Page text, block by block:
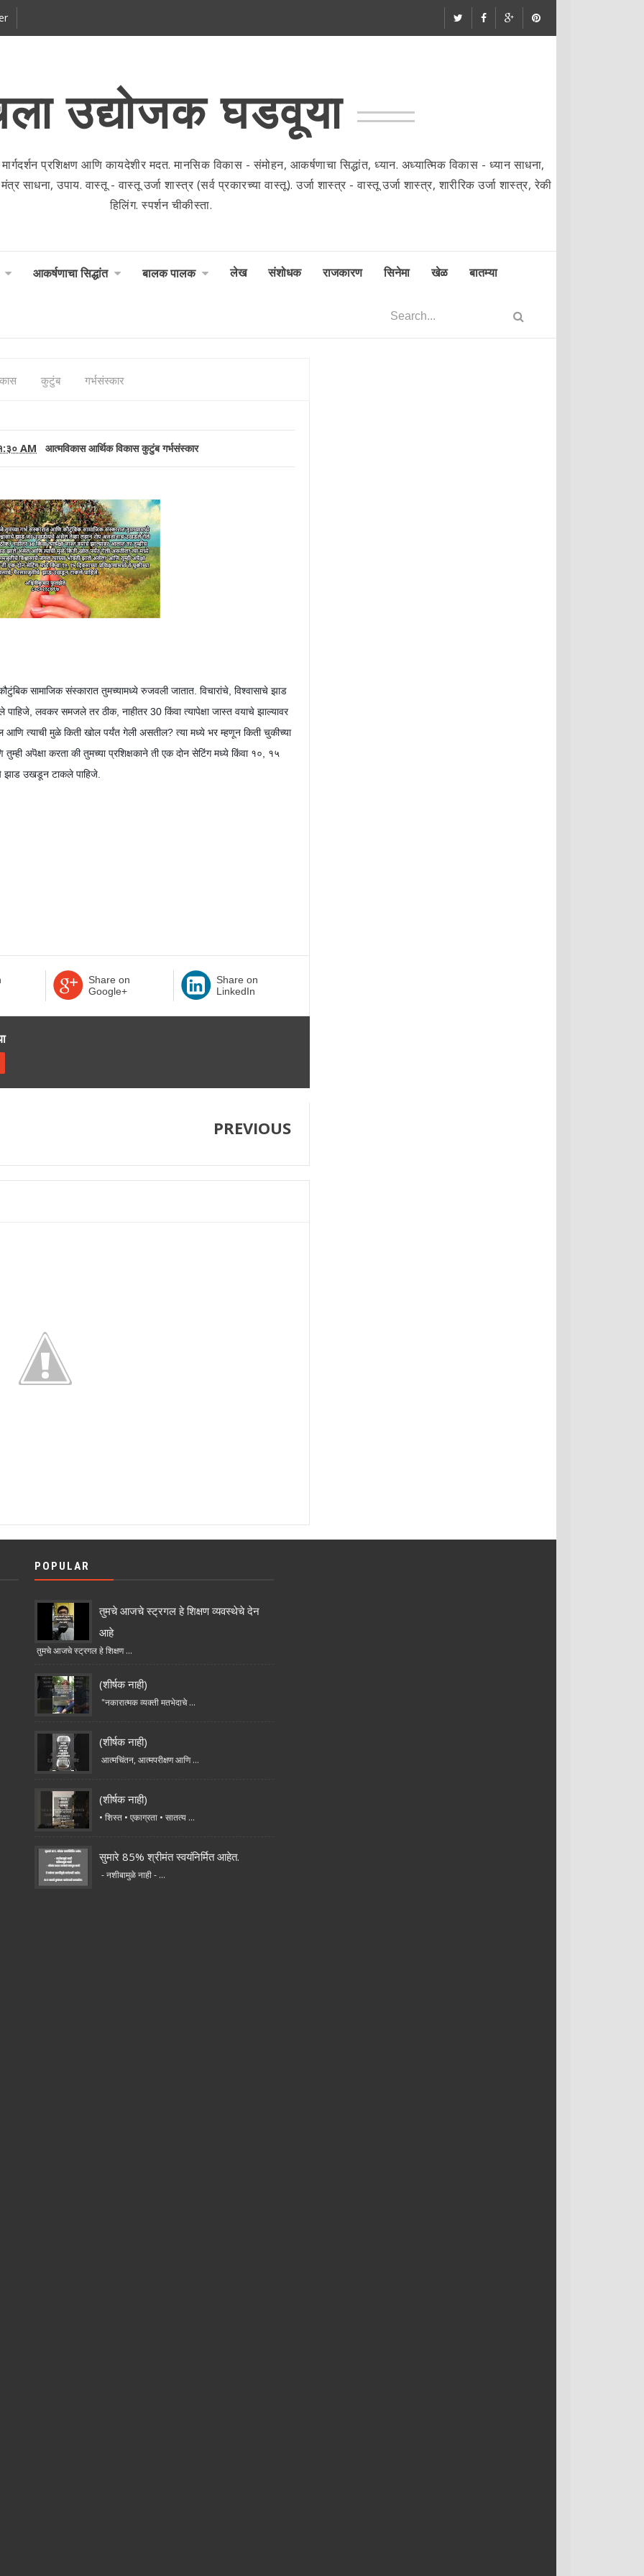
उद्योजक घडवूया
प्रशिक्षण आणि कायदेशीर मदत. मानसिक विकास - संमोहन, आकर्षणाचा सिद्धांत, ध्यान. अध्यात्मिक विकास - ध्यान साधना,
साधना, उपाय. वास्तू - वास्तू उर्जा शास्त्र (सर्व प्रकारच्या वास्तू). उर्जा शास्त्र - वास्तू उर्जा शास्त्र, शारीरिक उर्जा शास्त्र, रेकी
हिलिंग. स्पर्शन चीकीस्ता.
आकर्षणाचा सिद्धांत बालक पालक लेख संशोधक राजकारण सिनेमा खेळ बातम्या
कुटुंब गर्भसंस्कार
AM आत्मविकास आर्थिक विकास कुटुंब गर्भसंस्कार
सामाजिक संस्कारात तुमच्यामध्ये रुजवली जातात. विचारांचे, विश्वासाचे झाड
लवकर समजले तर ठीक, नाहीतर 30 किंवा त्यापेक्षा जास्त वयाचे झाल्यावर
त्याची मुळे किती खोल पर्यंत गेली असतील? त्या मध्ये भर म्हणून किती चुकीच्या
अपॆक्षा करता की तुमच्या प्रशिक्षकाने ती एक दोन सेटिंग मध्ये किंवा १०, १५
झाड उखडून टाकले पाहिजे.
Share on
Google+
Share on
LinkedIn
PREVIOUS
POPULAR
तुमचे आजचे स्ट्रगल हे शिक्षण व्यवस्थेचे देन
आहे
तुमचे आजचे स्ट्रगल हे शिक्षण ...
(शीर्षक नाही)
"नकारात्मक व्यक्ती मतभेदाचे ...
(शीर्षक नाही)
आत्मचिंतन, आत्मपरीक्षण आणि ...
(शीर्षक नाही)
• शिस्त • एकाग्रता • सातत्य ...
सुमारे 85% श्रीमंत स्वयंनिर्मित आहेत.
- नशीबामुळे नाही - ...